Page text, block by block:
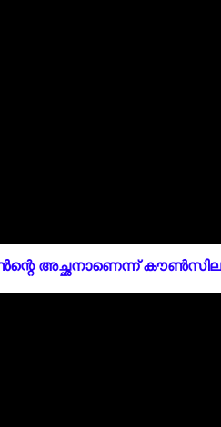
അച്ഛനാണെന്ന്